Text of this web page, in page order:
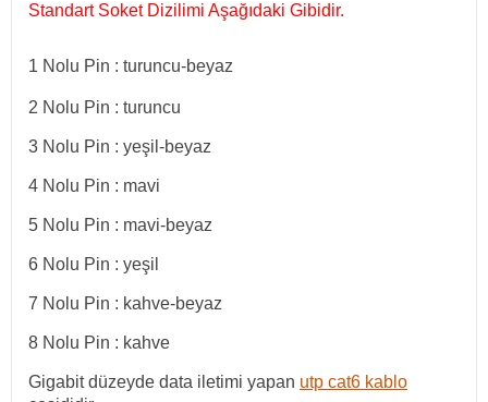
Standart Soket Dizilimi Aşağıdaki Gibidir.
1 Nolu Pin : turuncu-beyaz
2 Nolu Pin : turuncu
3 Nolu Pin : yeşil-beyaz
4 Nolu Pin : mavi
5 Nolu Pin : mavi-beyaz
6 Nolu Pin : yeşil
7 Nolu Pin : kahve-beyaz
8 Nolu Pin : kahve
Gigabit düzeyde data iletimi yapan utp cat6 kablo